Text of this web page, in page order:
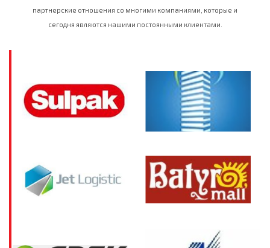
партнерские отношения со многими компаниями, которые и
сегодня являются нашими постоянными клиентами.